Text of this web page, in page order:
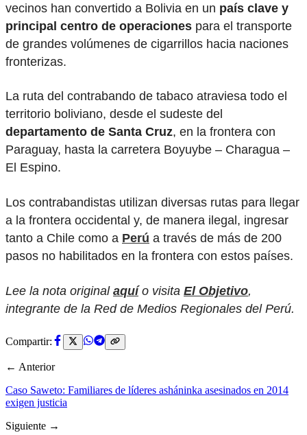
vecinos han convertido a Bolivia en un país clave y
principal centro de operaciones para el transporte
de grandes volúmenes de cigarrillos hacia naciones
fronterizas.
La ruta del contrabando de tabaco atraviesa todo el
territorio boliviano, desde el sudeste del
departamento de Santa Cruz, en la frontera con
Paraguay, hasta la carretera Boyuybe – Charagua –
El Espino.
Los contrabandistas utilizan diversas rutas para llegar
a la frontera occidental y, de manera ilegal, ingresar
tanto a Chile como a Perú a través de más de 200
pasos no habilitados en la frontera con estos países.
Lee la nota original aquío visita El Objetivo,
integrante de la Red de Medios Regionales del Perú.
Compartir:
← Anterior
Caso Saweto: Familiares de líderes asháninka asesinados en 2014
exigen justicia
Siguiente →